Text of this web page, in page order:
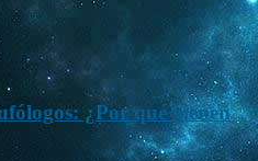
¿Por qué vienen